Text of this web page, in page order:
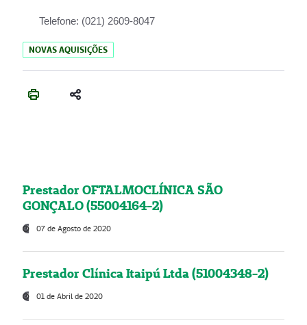
Telefone: (021) 2609-8047
NOVAS AQUISIÇÕES
Prestador OFTALMOCLÍNICA SÃO
GONÇALO (55004164-2)
07 de Agosto de 2020
Prestador Clínica Itaipú Ltda (51004348-2)
01 de Abril de 2020